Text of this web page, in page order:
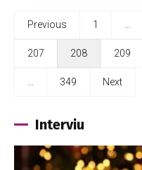
Previous 1
207 208 209
349 Next
Interviu